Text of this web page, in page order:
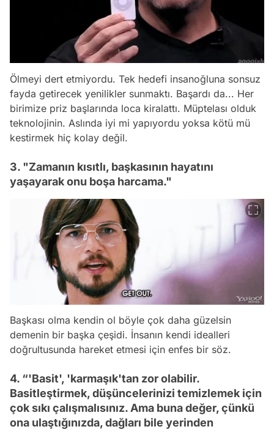
Ölmeyi dert etmiyordu. Tek hedefi insanoğluna sonsuz
fayda getirecek yenilikler sunmaktı. Başardı da... Her
birimize priz başlarında loca kiralattı. Müptelası olduk
teknolojinin. Aslında iyi mi yapıyordu yoksa kötü mü
kestirmek hiç kolay değil.
3. "Zamanın kısıtlı, başkasının hayatını
yaşayarak onu boşa harcama."
Başkası olma kendin ol böyle çok daha güzelsin
demenin bir başka çeşidi. İnsanın kendi idealleri
doğrultusunda hareket etmesi için enfes bir söz.
4. “'Basit', 'karmaşık'tan zor olabilir.
Basitleştirmek, düşüncelerinizi temizlemek için
çok sıkı çalışmalısınız. Ama buna değer, çünkü
ona ulaştığınızda, dağları bile yerinden